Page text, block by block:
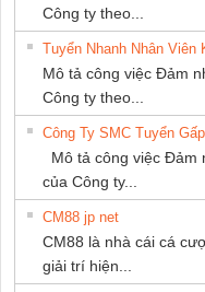
Công ty theo...
Tuyển Nhanh Nhân Viên
Mô tả công việc Đảm
Công ty theo...
Công Ty SMC Tuyển
Mô tả công việc Đảm
của Công ty...
CM88 jp net
CM88 là nhà cái cá
giải trí hiện...